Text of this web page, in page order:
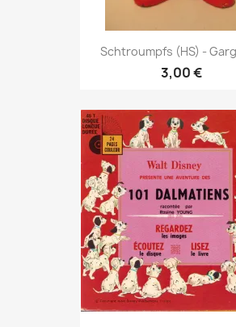
Schtroumpfs (HS) -
3,00 €